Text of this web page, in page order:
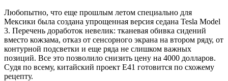
Любопытно, что еще прошлым летом специально для
Мексики была создана упрощенная версия седана Tesla Model
3. Перечень доработок невелик: тканевая обивка сидений
вместо кожзама, отказ от сенсорного экрана на втором ряду, от
контурной подсветки и еще ряда не слишком важных
позиций. Все это позволило снизить цену на 4000 долларов.
Судя по всему, китайский проект E41 готовится по схожему
рецепту.